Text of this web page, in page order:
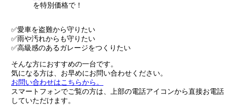
✅愛車を盗難から守りたい
✅雨や汚れからも守りたい
✅高級感のあるガレージをつくりたい
そんな方におすすめの一台です。
気になる方は、お早めにお問い合わせください。
お問い合わせはこちらから。
スマートフォンでご覧の方は、上部の電話アイコンから直接お電話
していただけます。